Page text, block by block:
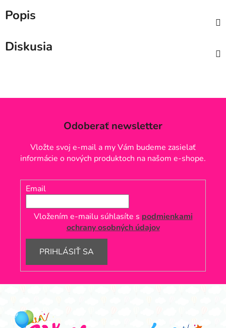
Popis
Diskusia
Odoberať newsletter
Vložte svoj e-mail a my Vám budeme zasielať
informácie o nových produktoch na našom e-shope.
Email
Vložením e-mailu súhlasíte s podmienkami
ochrany osobných údajov
PRIHLÁSIŤ SA
Z